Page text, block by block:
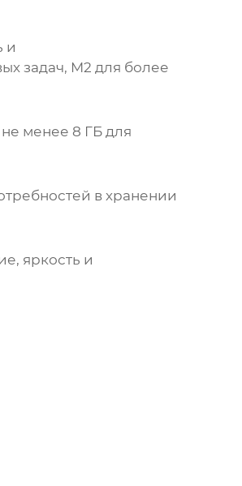
и
задач, M2 для более
менее 8 ГБ для
в хранении
яркость и